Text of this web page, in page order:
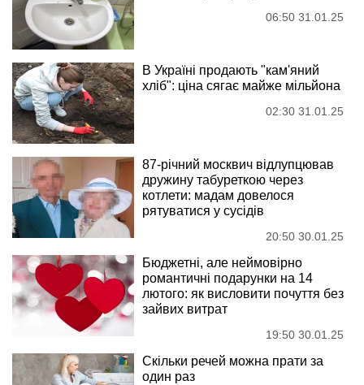
06:50 31.01.25
В Україні продають "кам'яний
хліб": ціна сягає майже мільйона
02:30 31.01.25
87-річний москвич відлупцював
дружину табуреткою через
котлети: мадам довелося
рятуватися у сусідів
20:50 30.01.25
Бюджетні, але неймовірно
романтичні подарунки на 14
лютого: як висловити почуття без
зайвих витрат
19:50 30.01.25
Скільки речей можна прати за
один раз